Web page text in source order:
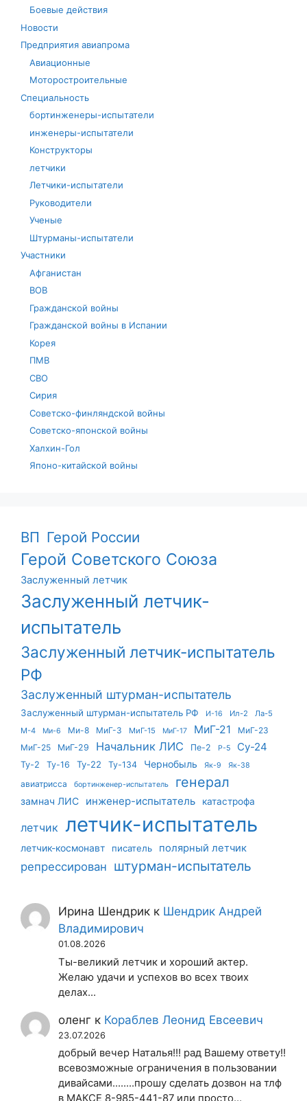
Боевые действия
Новости
Предприятия авиапрома
Авиационные
Моторостроительные
Специальность
бортинженеры-испытатели
инженеры-испытатели
Конструкторы
летчики
Летчики-испытатели
Руководители
Ученые
Штурманы-испытатели
Участники
Афганистан
ВОВ
Гражданской войны
Гражданской войны в Испании
Корея
ПМВ
СВО
Сирия
Советско-финляндской войны
Советско-японской войны
Халхин-Гол
Японо-китайской войны
ВП Герой России
Герой Советского Союза
Заслуженный летчик
Заслуженный летчик-
испытатель
Заслуженный летчик-испытатель
РФ
Заслуженный штурман-испытатель
Заслуженный штурман-испытатель РФ И-16 Ил-2
Ла-5
М-4
Ми-6 Ми-8 МиГ-3 МиГ-15 МиГ-17 МиГ-21
МиГ-23
МиГ-25
МиГ-29 Начальник ЛИС Пе-2 Р-5 Су-24
Ту-2 Ту-16 Ту-22 Ту-134 Чернобыль Як-9 Як-38
авиатрисса бортинженер-испытатель генерал
замнач ЛИС инженер-испытатель катастрофа
летчик летчик-испытатель
летчик-космонавт писатель полярный летчик
репрессирован штурман-испытатель
Ирина Шендрик к Шендрик Андрей
Владимирович
01.08.2026
Ты-великий летчик и хороший актер.
Желаю удачи и успехов во всех твоих
делах...
оленг к Кораблев Леонид Евсеевич
23.07.2026
добрый вечер Наталья!!! рад Вашему ответу!!
всевозможные ограничения в пользовании
дивайсами........прошу сделать дозвон на тлф
в МАКСЕ 8-985-441-87 или просто…